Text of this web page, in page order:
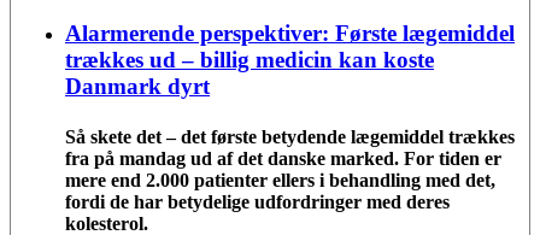
Alarmerende perspektiver: Første lægemiddel
trækkes ud – billig medicin kan koste
Danmark dyrt
Så skete det – det første betydende lægemiddel trækkes
fra på mandag ud af det danske marked. For tiden er
mere end 2.000 patienter ellers i behandling med det,
fordi de har betydelige udfordringer med deres
kolesterol.